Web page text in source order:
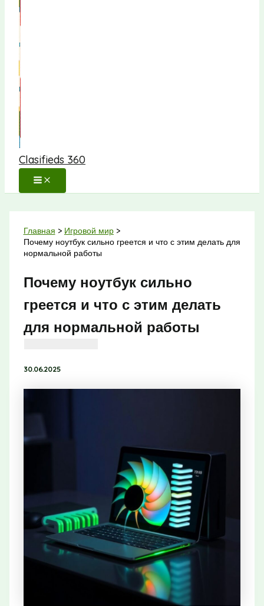
Clasifieds 360
Главная
Игровой мир
Почему ноутбук сильно греется и что с этим делать для
нормальной работы
Почему ноутбук сильно
греется и что с этим делать
для нормальной работы
30.06.2025